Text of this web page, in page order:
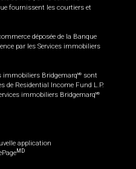
fournissent les courtiers et
déposée de la Banque
par les Services immobiliers
immobiliers BridgemarqMD
sont
de Residential Income Fund L.P.
immobiliers BridgemarqMD
application
MD